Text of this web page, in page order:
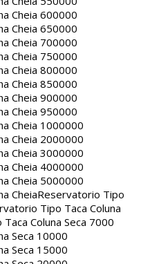
Cheia 600000
Cheia 650000
Cheia 700000
Cheia 750000
Cheia 800000
Cheia 850000
Cheia 900000
Cheia 950000
Cheia 1000000
Cheia 2000000
Cheia 3000000
Cheia 4000000
Cheia 5000000
CheiaReservatorio Tipo
Tipo Taca Coluna
Coluna Seca 7000
Seca 10000
Seca 15000